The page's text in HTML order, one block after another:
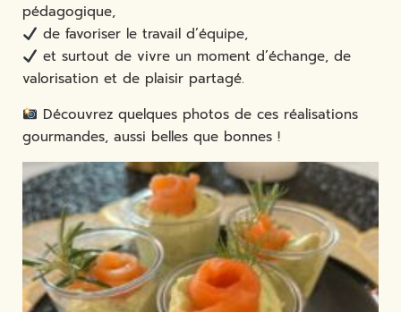
pédagogique,
de favoriser le travail d’équipe,
et surtout de vivre un moment d’échange, de
valorisation et de plaisir partagé.
Découvrez quelques photos de ces réalisations
gourmandes, aussi belles que bonnes !